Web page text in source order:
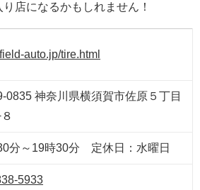
店になるかもしれません！
auto.jp/tire.html
0835 神奈川県横須賀市佐原５丁目
分～19時30分 定休日：水曜日
5933